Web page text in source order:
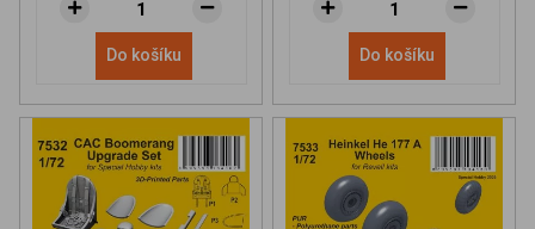
Do košíku Do košíku